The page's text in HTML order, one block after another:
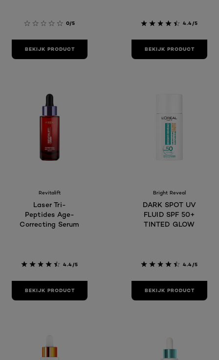
0/5
BEKIJK PRODUCT
4.4/5
BEKIJK PRODUCT
Revitalift
Laser Tri-
Peptides Age-
Correcting Serum
4.4/5
BEKIJK PRODUCT
Bright Reveal
DARK SPOT UV
FLUID SPF 50+
TINTED GLOW
4.4/5
BEKIJK PRODUCT